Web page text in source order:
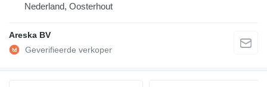
Nederland, Oosterhout
Areska BV